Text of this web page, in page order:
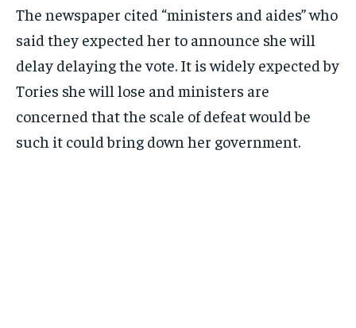
The newspaper cited “ministers and aides” who
said they expected her to announce she will
delay delaying the vote. It is widely expected by
Tories she will lose and ministers are
concerned that the scale of defeat would be
such it could bring down her government.